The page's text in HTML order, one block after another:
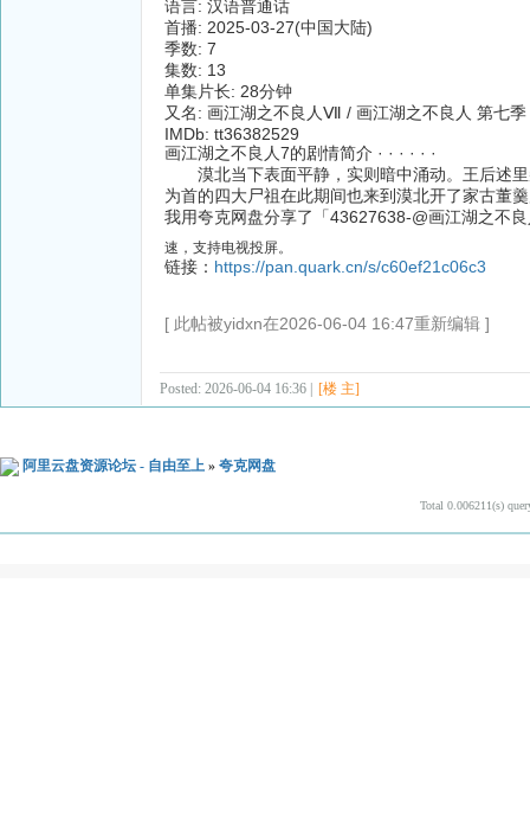
语言: 汉语普通话
首播: 2025-03-27(中国大陆)
季数: 7
集数: 13
单集片长: 28分钟
又名: 画江湖之不良人Ⅶ / 画江湖之不良人 第七
IMDb: tt36382529
画江湖之不良人7的剧情简介 · · · · · ·
漠北当下表面平静，实则暗中涌动。王后述里
为首的四大尸祖在此期间也来到漠北开了家古董
我用夸克网盘分享了「43627638-@画江湖之不
速，支持电视投屏。
链接： https://pan.quark.cn/s/c60ef21c06c3
[ 此帖被yidxn在2026-06-04 16:47重新编辑 ]
Posted: 2026-06-04 16:36 | [楼 主]
阿里云盘资源论坛 - 自由至上 » 夸克网盘
Total 0.006211(s)